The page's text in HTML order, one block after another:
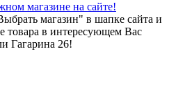
магазине на сайте!
магазин" в шапке сайта и
товара в интересующем Вас
Гагарина 26!